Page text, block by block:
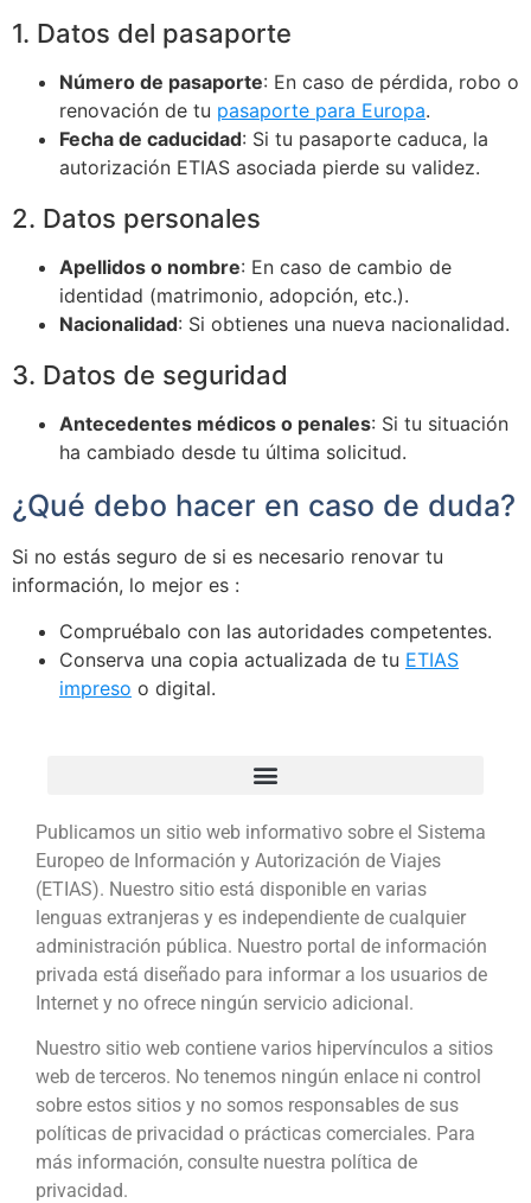
1. Datos del pasaporte
Número de pasaporte: En caso de pérdida, robo o
renovación de tu pasaporte para Europa.
Fecha de caducidad: Si tu pasaporte caduca, la
autorización ETIAS asociada pierde su validez.
2. Datos personales
Apellidos o nombre: En caso de cambio de
identidad (matrimonio, adopción, etc.).
Nacionalidad: Si obtienes una nueva nacionalidad.
3. Datos de seguridad
Antecedentes médicos o penales: Si tu situación
ha cambiado desde tu última solicitud.
¿Qué debo hacer en caso de duda?
Si no estás seguro de si es necesario renovar tu
información, lo mejor es :
Compruébalo con las autoridades competentes.
Conserva una copia actualizada de tu ETIAS
impreso o digital.
Publicamos un sitio web informativo sobre el Sistema
Europeo de Información y Autorización de Viajes
(ETIAS). Nuestro sitio está disponible en varias
lenguas extranjeras y es independiente de cualquier
administración pública. Nuestro portal de información
privada está diseñado para informar a los usuarios de
Internet y no ofrece ningún servicio adicional.
Nuestro sitio web contiene varios hipervínculos a sitios
web de terceros. No tenemos ningún enlace ni control
sobre estos sitios y no somos responsables de sus
políticas de privacidad o prácticas comerciales. Para
más información, consulte nuestra política de
privacidad.